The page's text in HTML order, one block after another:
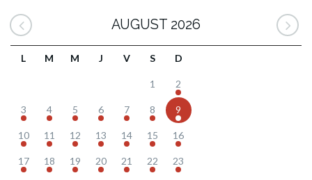
AUGUST 2026
L M M J V S D
1 2
3 4 5 6 7 8 9
10 11 12 13 14 15 16
17 18 19 20 21 22 23